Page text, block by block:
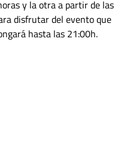
y la otra a partir de las
disfrutar del evento que
hasta las 21:00h.